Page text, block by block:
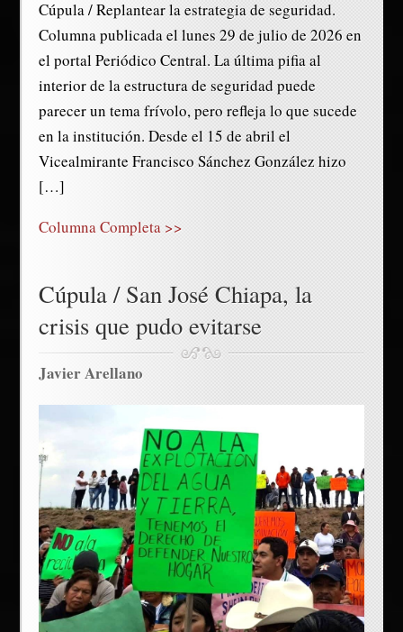
Cúpula / Replantear la estrategia de seguridad.
Columna publicada el lunes 29 de julio de 2026 en
el portal Periódico Central. La última pifia al
interior de la estructura de seguridad puede
parecer un tema frívolo, pero refleja lo que sucede
en la institución. Desde el 15 de abril el
Vicealmirante Francisco Sánchez González hizo
[…]
Columna Completa >>
Cúpula / San José Chiapa, la
crisis que pudo evitarse
Javier Arellano